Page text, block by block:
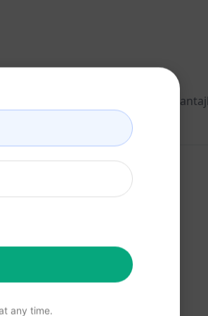
devletin sunduğu vergi
any time.